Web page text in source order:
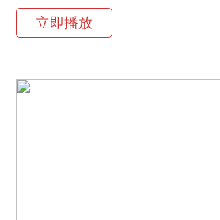
用，并围绕2021年春晚8K/4K/
传播、舞美效果、安全播出等展
立即播放